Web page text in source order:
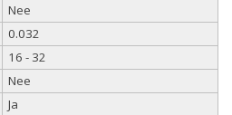
Nee
0.032
16 - 32
Nee
Ja